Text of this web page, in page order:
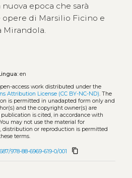
epoca che sarà
di Marsilio Ficino e
en
access work distributed under the
Attribution License (CC BY-NC-ND). The
is permitted in unadapted form only and
and the copyright owner(s) are
is cited, in accordance with
may not use the material for
distribution or reproduction is permitted
terms.
978-88-6969-619-0/001 content_copy